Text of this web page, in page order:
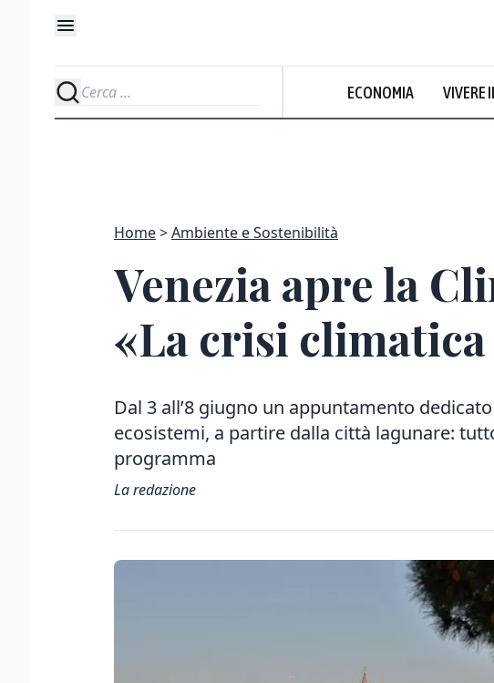
ECONOMIA VIVERE
Home Ambiente e Sostenibilità
Venezia apre la
«La crisi
Dal 3 all’8 giugno un appuntamento
ecosistemi, a partire dalla città lagunare:
programma
La redazione